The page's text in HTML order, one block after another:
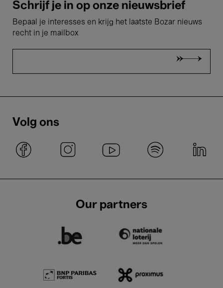
Schrijf je in op onze nieuwsbrief
Bepaal je interesses en krijg het laatste Bozar nieuws
recht in je mailbox
Volg ons
Our partners